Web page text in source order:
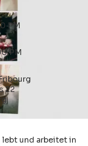
PM
PM
22
lebt und arbeitet in